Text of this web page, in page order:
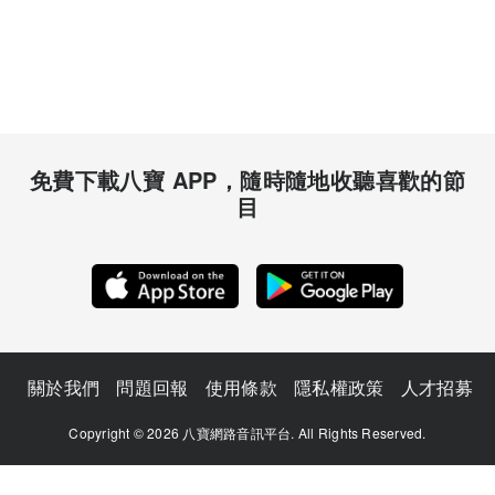
免費下載八寶 APP，隨時隨地收聽喜歡的節
目
關於我們 問題回報 使用條款 隱私權政策 人才招募
Copyright © 2026 八寶網路音訊平台. All Rights Reserved.